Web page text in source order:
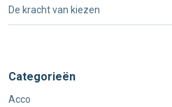
De kracht van kiezen
Categorieën
Acco